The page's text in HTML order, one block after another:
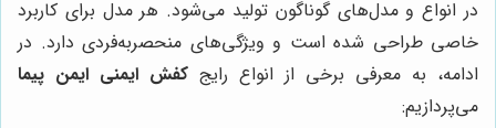
در انواع و مدل‌های گوناگون تولید می‌شود. هر مدل برای کاربرد
خاصی طراحی شده است و ویژگی‌های منحصربه‌فردی دارد. در
ادامه، به معرفی برخی از انواع رایج کفش ایمنی ایمن پیما
می‌پردازیم: